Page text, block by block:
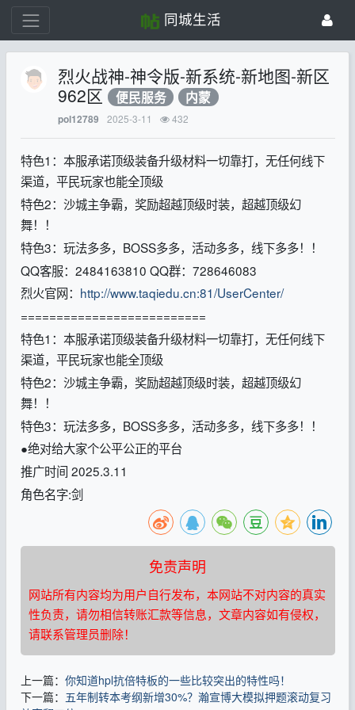
同城生活
烈火战神-神令版-新系统-新地图-新区
962区 便民服务 内蒙
pol12789 2025-3-11 432
特色1：本服承诺顶级装备升级材料一切靠打，无任何线下
渠道，平民玩家也能全顶级
特色2：沙城主争霸，奖励超越顶级时装，超越顶级幻
舞！！
特色3：玩法多多，BOSS多多，活动多多，线下多多！！
QQ客服：2484163810 QQ群：728646083
烈火官网： http://www.taqiedu.cn:81/UserCenter/
==========================
特色1：本服承诺顶级装备升级材料一切靠打，无任何线下
渠道，平民玩家也能全顶级
特色2：沙城主争霸，奖励超越顶级时装，超越顶级幻
舞！！
特色3：玩法多多，BOSS多多，活动多多，线下多多！！
●绝对给大家个公平公正的平台
推广时间 2025.3.11
角色名字:剑
免责声明
网站所有内容均为用户自行发布，本网站不对内容的真实
性负责，请勿相信转账汇款等信息，文章内容如有侵权，
请联系管理员删除！
上一篇： 你知道hpl抗倍特板的一些比较突出的特性吗！
下一篇： 五年制转本考纲新增30%？瀚宣博大模拟押题滚动复习